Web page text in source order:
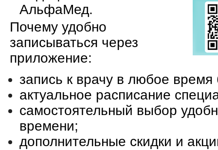
АльфаМед.
Почему удобно
записываться через
приложение:
запись к врачу в любое время
актуальное расписание
самостоятельный выбор
времени;
дополнительные скидки и